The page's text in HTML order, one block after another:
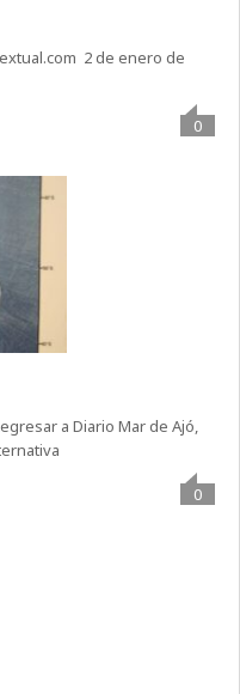
2 de enero de
0
a Diario Mar de Ajó,
0